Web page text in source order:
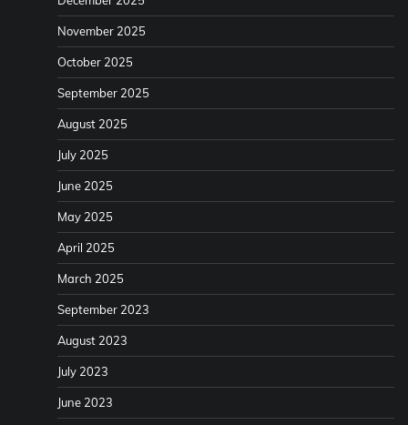
November 2025
October 2025
September 2025
August 2025
July 2025
June 2025
May 2025
April 2025
March 2025
September 2023
August 2023
July 2023
June 2023